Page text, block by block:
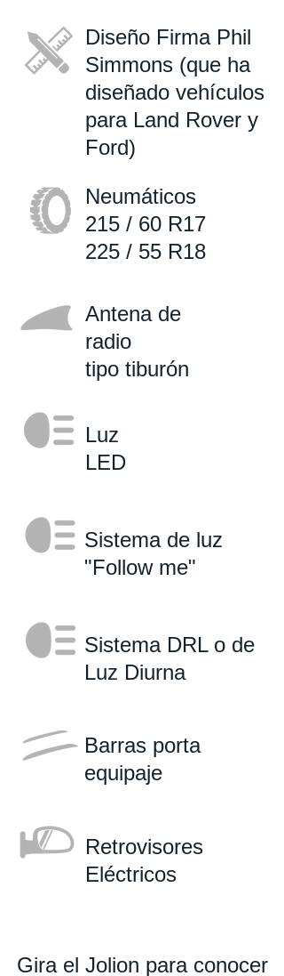
Diseño Firma Phil
Simmons (que ha
diseñado vehículos
para Land Rover y
Ford)
Neumáticos
215 / 60 R17
225 / 55 R18
Antena de
radio
tipo tiburón
Luz
LED
Sistema de luz
"Follow me"
Sistema DRL o de
Luz Diurna
Barras porta
equipaje
Retrovisores
Eléctricos
Gira el Jolion para conocer